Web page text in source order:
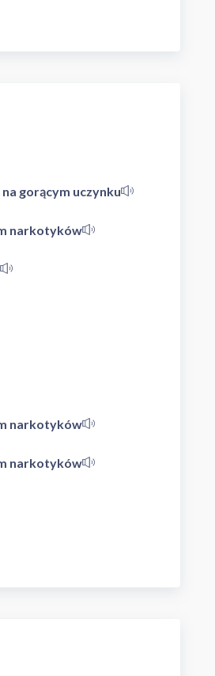
na gorącym uczynku
narkotyków
narkotyków
narkotyków